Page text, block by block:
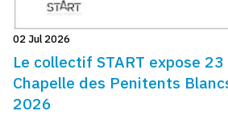
02 Jul 2026
Le collectif START expose
Chapelle des Penitents
2026